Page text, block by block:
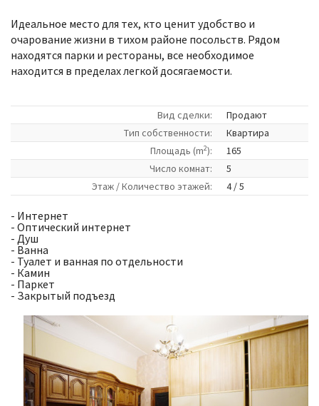
Идеальное место для тех, кто ценит удобство и
очарование жизни в тихом районе посольств. Рядом
находятся парки и рестораны, все необходимое
находится в пределах легкой досягаемости.
Вид сделки:
Продают
Tип собственности:
Квартира
Площадь (m2):
165
Число комнат:
5
Этаж / Количество этажей:
4 / 5
- Интернет
- Оптический интернет
- Душ
- Ванна
- Туалет и ванная по отдельности
- Камин
- Паркет
- Закрытый подъезд